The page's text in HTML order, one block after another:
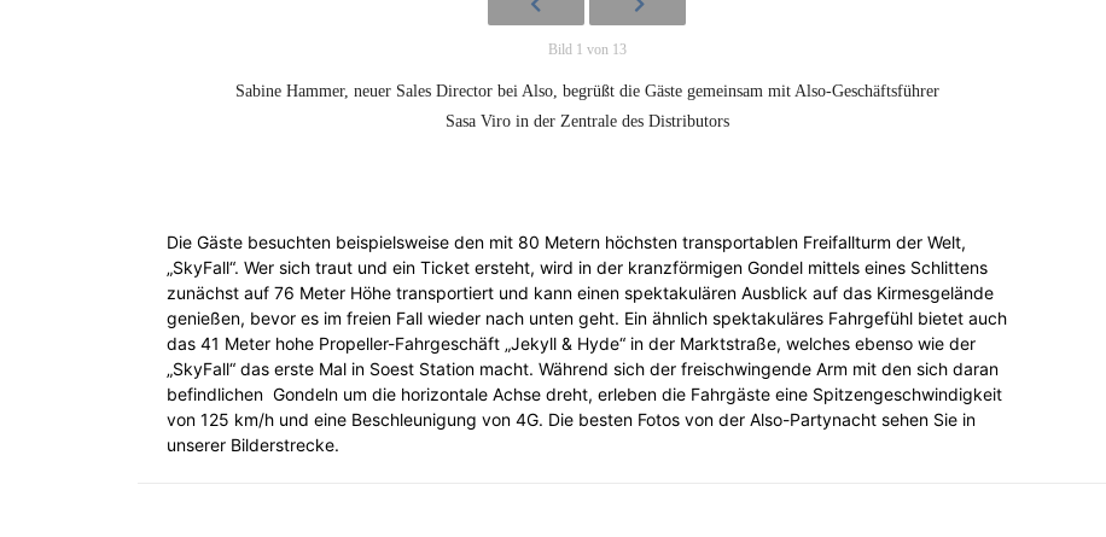
Bild 1 von 13
Sabine Hammer, neuer Sales Director bei Also, begrüßt die Gäste gemeinsam mit Also-Geschäftsführer
Sasa Viro in der Zentrale des Distributors
Die Gäste besuchten beispielsweise den mit 80 Metern höchsten transportablen Freifallturm der Welt,
„SkyFall“. Wer sich traut und ein Ticket ersteht, wird in der kranzförmigen Gondel mittels eines Schlittens
zunächst auf 76 Meter Höhe transportiert und kann einen spektakulären Ausblick auf das Kirmesgelände
genießen, bevor es im freien Fall wieder nach unten geht. Ein ähnlich spektakuläres Fahrgefühl bietet auch
das 41 Meter hohe Propeller-Fahrgeschäft „Jekyll & Hyde“ in der Marktstraße, welches ebenso wie der
„SkyFall“ das erste Mal in Soest Station macht. Während sich der freischwingende Arm mit den sich daran
befindlichen Gondeln um die horizontale Achse dreht, erleben die Fahrgäste eine Spitzengeschwindigkeit
von 125 km/h und eine Beschleunigung von 4G. Die besten Fotos von der Also-Partynacht sehen Sie in
unserer Bilderstrecke.